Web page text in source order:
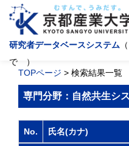
研究者データベースシステム
で ）
TOPページ > 検索結果一覧
専門分野：自然共生シ
No. 氏名(カナ)